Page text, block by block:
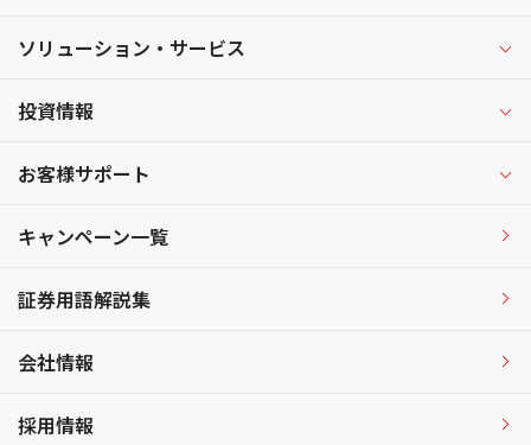
ソリューション・サービス
投資情報
お客様サポート
キャンペーン一覧
証券用語解説集
会社情報
採用情報